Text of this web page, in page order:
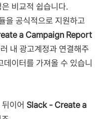
비교적 쉽습니다.
공식적으로 지원하고
a Campaign Report
내 광고계정과 연결해주
이터를 가져올 수 있습니
이어 Slack - Create a